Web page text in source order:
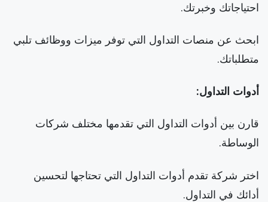
احتياجاتك وخبرتك.
ابحث عن منصات التداول التي توفر ميزات ووظائف تلبي
متطلباتك.
أدوات التداول:
قارن بين أدوات التداول التي تقدمها مختلف شركات
الوساطة.
اختر شركة تقدم أدوات التداول التي تحتاجها لتحسين
أدائك في التداول.